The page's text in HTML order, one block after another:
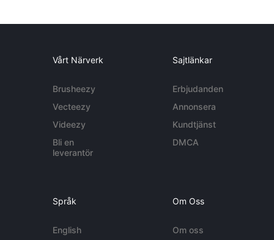
Vårt Närverk
Brusheezy
Vecteezy
Videezy
Bli en
leverantör
Sajtlänkar
Erbjudanden
Annonsera
Kundtjänst
DMCA
Språk
English
Om Oss
Om oss